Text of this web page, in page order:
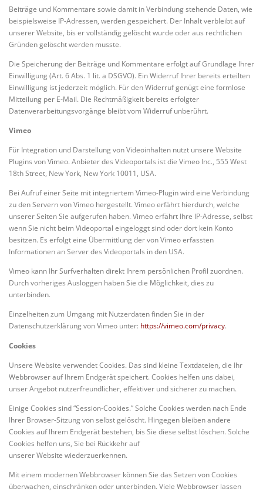
Beiträge und Kommentare sowie damit in Verbindung stehende Daten, wie
beispielsweise IP-Adressen, werden gespeichert. Der Inhalt verbleibt auf
unserer Website, bis er vollständig gelöscht wurde oder aus rechtlichen
Gründen gelöscht werden musste.
Die Speicherung der Beiträge und Kommentare erfolgt auf Grundlage Ihrer
Einwilligung (Art. 6 Abs. 1 lit. a DSGVO). Ein Widerruf Ihrer bereits erteilten
Einwilligung ist jederzeit möglich. Für den Widerruf genügt eine formlose
Mitteilung per E-Mail. Die Rechtmäßigkeit bereits erfolgter
Datenverarbeitungsvorgänge bleibt vom Widerruf unberührt.
Vimeo
Für Integration und Darstellung von Videoinhalten nutzt unsere Website
Plugins von Vimeo. Anbieter des Videoportals ist die Vimeo Inc., 555 West
18th Street, New York, New York 10011, USA.
Bei Aufruf einer Seite mit integriertem Vimeo-Plugin wird eine Verbindung
zu den Servern von Vimeo hergestellt. Vimeo erfährt hierdurch, welche
unserer Seiten Sie aufgerufen haben. Vimeo erfährt Ihre IP-Adresse, selbst
wenn Sie nicht beim Videoportal eingeloggt sind oder dort kein Konto
besitzen. Es erfolgt eine Übermittlung der von Vimeo erfassten
Informationen an Server des Videoportals in den USA.
Vimeo kann Ihr Surfverhalten direkt Ihrem persönlichen Profil zuordnen.
Durch vorheriges Ausloggen haben Sie die Möglichkeit, dies zu
unterbinden.
Einzelheiten zum Umgang mit Nutzerdaten finden Sie in der
Datenschutzerklärung von Vimeo unter: https://vimeo.com/privacy.
Cookies
Unsere Website verwendet Cookies. Das sind kleine Textdateien, die Ihr
Webbrowser auf Ihrem Endgerät speichert. Cookies helfen uns dabei,
unser Angebot nutzerfreundlicher, effektiver und sicherer zu machen.
Einige Cookies sind “Session-Cookies.” Solche Cookies werden nach Ende
Ihrer Browser-Sitzung von selbst gelöscht. Hingegen bleiben andere
Cookies auf Ihrem Endgerät bestehen, bis Sie diese selbst löschen. Solche
Cookies helfen uns, Sie bei Rückkehr auf
unserer Website wiederzuerkennen.
Mit einem modernen Webbrowser können Sie das Setzen von Cookies
überwachen, einschränken oder unterbinden. Viele Webbrowser lassen